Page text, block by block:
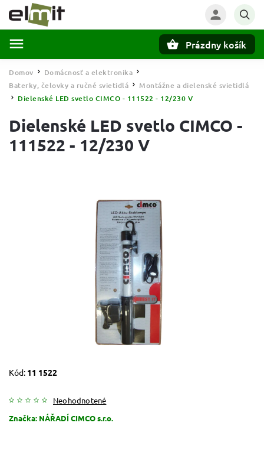
Prázdny košík
Domov / Domácnosť a elektronika /
Baterky, čelovky a ručné svietidlá / Montážne a dielenské svietidlá
/ Dielenské LED svetlo CIMCO - 111522 - 12/230 V
Dielenské LED svetlo CIMCO -
111522 - 12/230 V
Kód: 11 1522
Neohodnotené
Značka: NÁŘADÍ CIMCO s.r.o.